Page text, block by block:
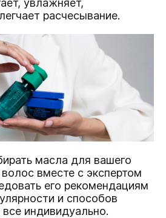
увлажняет,
расчесывание.
масла для вашего
вместе с экспертом
его рекомендациям
и способов
индивидуально.